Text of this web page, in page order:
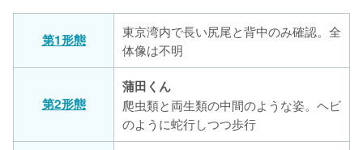
第1形態
東京湾内で長い尻尾と背中のみ確認。全
体像は不明
第2形態
蒲田くん
爬虫類と両生類の中間のような姿。ヘビ
のように蛇行しつつ歩行